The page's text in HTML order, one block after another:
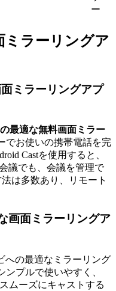
ー
ミラーリングア
ミラーリングアプ
最適な無料画面ミラー
でお使いの携帯電話を完
Castを使用すると、
議でも、会議を管理で
は多数あり、リモート
画面ミラーリングア
への最適なミラーリング
プルで使いやすく、
ムーズにキャストする